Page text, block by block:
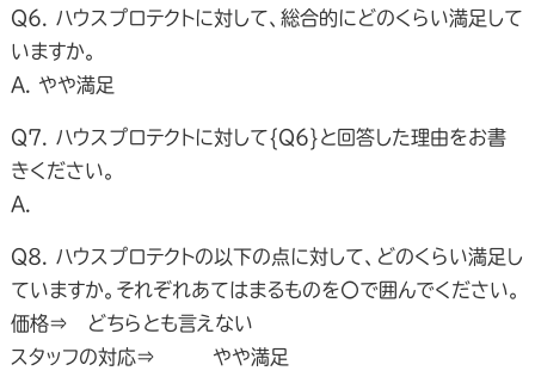
Q6. ハウスプロテクトに対して、総合的にどのくらい満足して
いますか。
A. やや満足
Q7. ハウスプロテクトに対して{Q6}と回答した理由をお書
きください。
A.
Q8. ハウスプロテクトの以下の点に対して、どのくらい満足し
ていますか。それぞれあてはまるものを〇で囲んでください。
価格⇒ どちらとも言えない
スタッフの対応⇒ やや満足